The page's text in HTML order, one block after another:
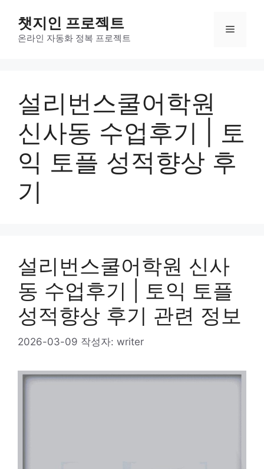
챗지인 프로젝트
온라인 자동화 정복 프로젝트
메
설리번스쿨어학원
신사동 수업후기 | 토
익 토플 성적향상 후
기
설리번스쿨어학원 신사
동 수업후기 | 토익 토플
성적향상 후기 관련 정보
2026-03-09 작성자: writer